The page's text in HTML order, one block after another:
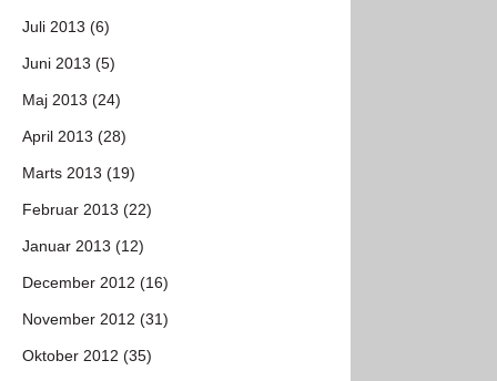
Juli 2013 (6)
Juni 2013 (5)
Maj 2013 (24)
April 2013 (28)
Marts 2013 (19)
Februar 2013 (22)
Januar 2013 (12)
December 2012 (16)
November 2012 (31)
Oktober 2012 (35)